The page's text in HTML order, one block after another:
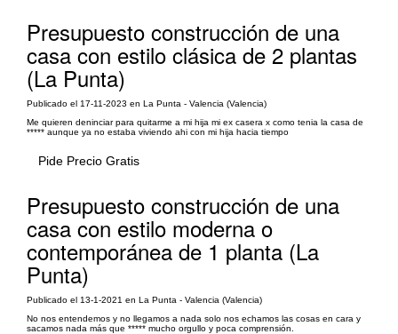
Presupuesto construcción de una
casa con estilo clásica de 2 plantas
(La Punta)
Publicado el 17-11-2023 en La Punta - Valencia (Valencia)
Me quieren deninciar para quitarme a mi hija mi ex casera x como tenia la casa de
***** aunque ya no estaba viviendo ahi con mi hija hacia tiempo
Pide Precio Gratis
Presupuesto construcción de una
casa con estilo moderna o
contemporánea de 1 planta (La
Punta)
Publicado el 13-1-2021 en La Punta - Valencia (Valencia)
No nos entendemos y no llegamos a nada solo nos echamos las cosas en cara y
sacamos nada más que ***** mucho orgullo y poca comprensión.